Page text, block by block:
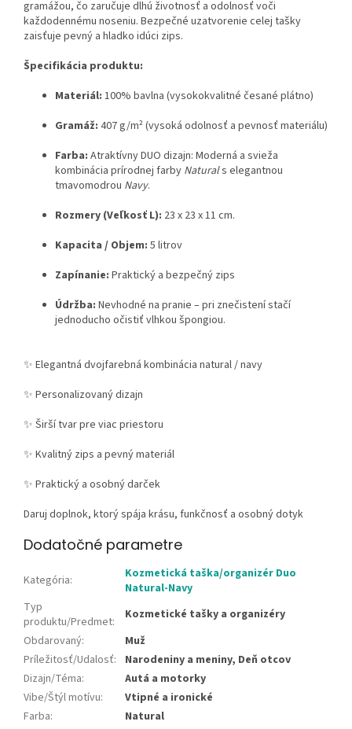
gramážou, čo zaručuje dlhú životnosť a odolnosť voči
každodennému noseniu. Bezpečné uzatvorenie celej tašky
zaisťuje pevný a hladko idúci zips.
Špecifikácia produktu:
Materiál: 100% bavlna (vysokokvalitné česané plátno)
Gramáž: 407 g/m² (vysoká odolnosť a pevnosť materiálu)
Farba: Atraktívny DUO dizajn: Moderná a svieža
kombinácia prírodnej farby Naturals elegantnou
tmavomodrou Navy.
Rozmery (Veľkosť L): 23 x 23 x 11 cm.
Kapacita / Objem: 5 litrov
Zapínanie: Praktický a bezpečný zips
Údržba: Nevhodné na pranie – pri znečistení stačí
jednoducho očistiť vlhkou špongiou.
✨ Elegantná dvojfarebná kombinácia natural / navy
✨ Personalizovaný dizajn
✨ Širší tvar pre viac priestoru
✨ Kvalitný zips a pevný materiál
✨ Praktický a osobný darček
Daruj doplnok, ktorý spája krásu, funkčnosť a osobný dotyk
Dodatočné parametre
Kategória:
Kozmetická taška/organizér Duo
Natural-Navy
Typ
produktu/Predmet:
Kozmetické tašky a organizéry
Obdarovaný:
Muž
Príležitosť/Udalosť:
Narodeniny a meniny, Deň otcov
Dizajn/Téma:
Autá a motorky
Vibe/Štýl motívu:
Vtipné a ironické
Farba: Natural